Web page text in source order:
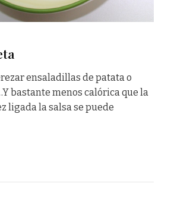
ensaladillas de patata o
bastante menos calórica que la
ligada la salsa se puede